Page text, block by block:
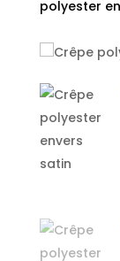
polyester